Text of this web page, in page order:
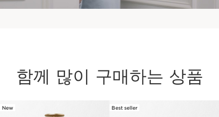
함께 많이 구매하는 상품
컨텐츠로 이동하기
New Best seller